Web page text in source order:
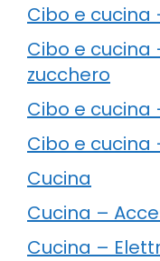
Cibo e cucina
Cibo e cucina
zucchero
Cibo e cucina
Cibo e
Cucina
Cucina –
Cucina –